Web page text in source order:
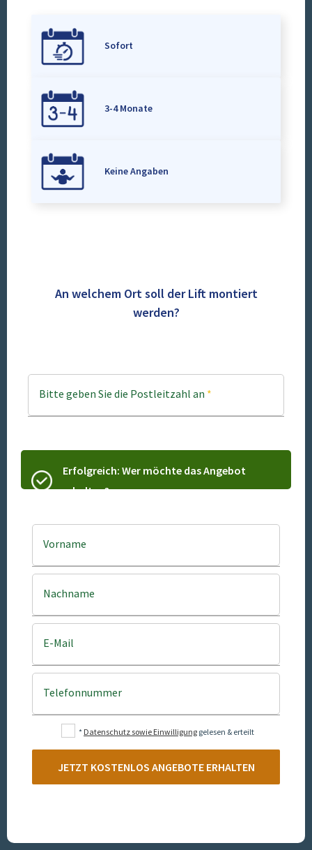
Sofort
3-4 Monate
Keine Angaben
An welchem Ort soll der Lift montiert
werden?
Bitte geben Sie die Postleitzahl an *
Erfolgreich: Wer möchte das Angebot
erhalten?
Vorname
Nachname
E-Mail
Telefonnummer
* Datenschutz sowie Einwilligung gelesen & erteilt
JETZT KOSTENLOS ANGEBOTE ERHALTEN